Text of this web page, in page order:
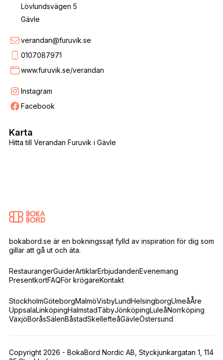
Lövlundsvägen 5
Gävle
verandan@furuvik.se
0107087971
www.furuvik.se/verandan
Instagram
Facebook
Hitta till Verandan Furuvik i Gävle
Karta
bokabord.se är en bokningssajt fylld av inspiration för dig som
gillar att gå ut och äta.
RestaurangerGuiderArtiklarErbjudandenEvenemang
PresentkortFAQFör krögareKontakt
StockholmGöteborgMalmöVisbyLundHelsingborgUmeåÅre
UppsalaLinköpingHalmstadTäbyJönköpingLuleåNorrköping
VäxjöBoråsSälenBåstadSkellefteåGävleÖstersund
Copyright 2026 - BokaBord Nordic AB, Styckjunkargatan 1, 114